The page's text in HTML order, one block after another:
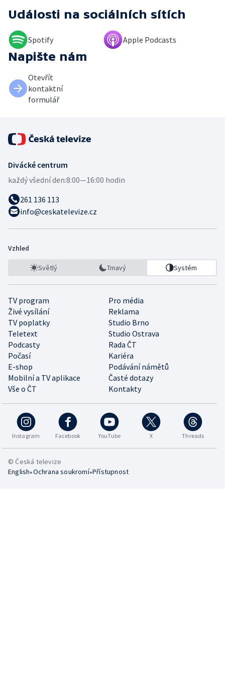
Události na sociálních sítích
Spotify Apple Podcasts
Napište nám
Otevřít
kontaktní
formulář
Divácké centrum
každý všední den:8:00—16:00 hodin
261 136 113
info@ceskatelevize.cz
Vzhled
Světlý Tmavý Systém
TV program
Pro média
Živé vysílání
Reklama
TV poplatky
Studio Brno
Teletext
Studio Ostrava
Podcasty
Rada ČT
Počasí
Kariéra
E-shop
Podávání námětů
Mobilní a TV aplikace
Časté dotazy
Vše o ČT
Kontakty
Instagram Facebook YouTube X Threads
© Česká televize
English•Ochrana soukromí•Přístupnost